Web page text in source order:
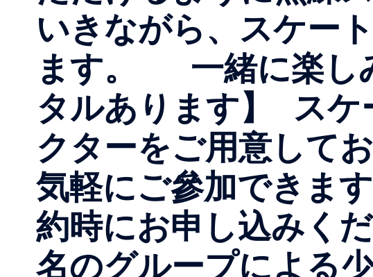
いきながら、スケー
ます。 一緒に楽し
タルあります】 スケ
クターをご用意して
気軽にご參加できま
約時にお申し込みく
名のグループによる